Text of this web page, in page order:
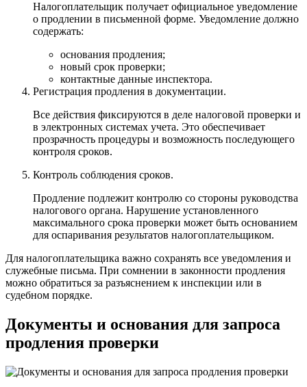
Налогоплательщик получает официальное уведомление
о продлении в письменной форме. Уведомление должно
содержать:
основания продления;
новый срок проверки;
контактные данные инспектора.
Регистрация продления в документации.
Все действия фиксируются в деле налоговой проверки и
в электронных системах учета. Это обеспечивает
прозрачность процедуры и возможность последующего
контроля сроков.
Контроль соблюдения сроков.
Продление подлежит контролю со стороны руководства
налогового органа. Нарушение установленного
максимального срока проверки может быть основанием
для оспаривания результатов налогоплательщиком.
Для налогоплательщика важно сохранять все уведомления и
служебные письма. При сомнении в законности продления
можно обратиться за разъяснением к инспекции или в
судебном порядке.
Документы и основания для запроса
продления проверки